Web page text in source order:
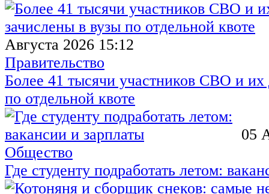
Августа 2026 15:12
Правительство
Более 41 тысячи участников СВО и их
по отдельной квоте
05
Общество
Где студенту подработать летом: